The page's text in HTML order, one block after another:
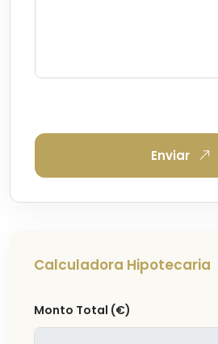
Enviar
Calculadora Hipotecaria
Monto Total (€)